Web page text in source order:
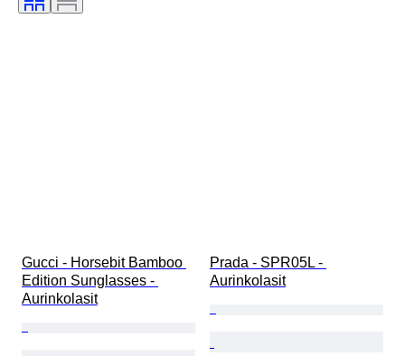
Gucci - Horsebit Bamboo
Edition Sunglasses -
Aurinkolasit
Prada - SPR05L -
Aurinkolasit